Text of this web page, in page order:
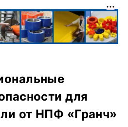
для
от НПФ «Гранч»